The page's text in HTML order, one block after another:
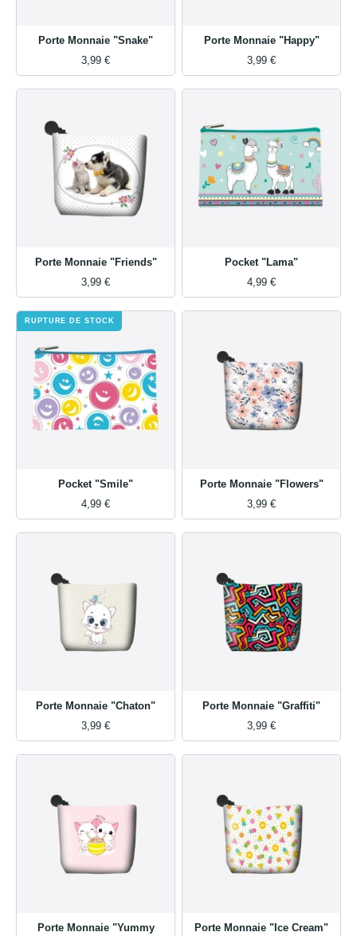
Porte Monnaie "Snake"
3,99 €
Porte Monnaie "Happy"
3,99 €
Porte Monnaie "Friends"
3,99 €
Pocket "Lama"
4,99 €
Pocket "Smile"
4,99 €
RUPTURE DE STOCK
Porte Monnaie "Flowers"
3,99 €
Porte Monnaie "Chaton"
3,99 €
Porte Monnaie "Graffiti"
3,99 €
Porte Monnaie "Yummy Porte Monnaie "Ice Cream"